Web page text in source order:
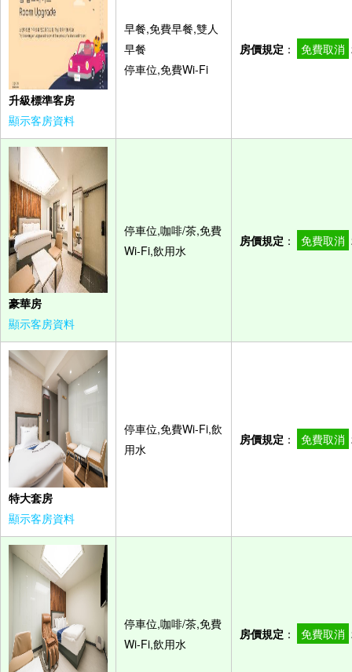
升級標準客房
顯示客房資料
早餐,免費早餐,雙人
早餐
停車位,免費Wi-Fi
房價規定 ： 免費取消
豪華房
顯示客房資料
停車位,咖啡/茶,免費
Wi-Fi,飲用水
房價規定 ： 免費取消
特大套房
顯示客房資料
停車位,免費Wi-Fi,飲
用水
房價規定 ： 免費取消
停車位,咖啡/茶,免費
Wi-Fi,飲用水
房價規定 ： 免費取消